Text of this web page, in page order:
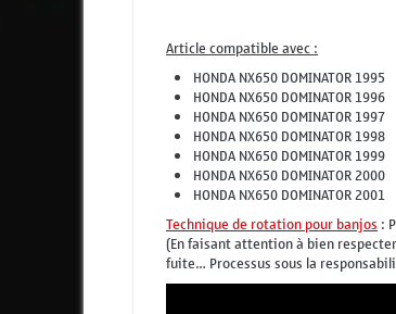
Article compatible avec :
HONDA NX650 DOMINATOR 1995
HONDA NX650 DOMINATOR 1996
HONDA NX650 DOMINATOR 1997
HONDA NX650 DOMINATOR 1998
HONDA NX650 DOMINATOR 1999
HONDA NX650 DOMINATOR 2000
HONDA NX650 DOMINATOR 2001
Technique de rotation pour banjos:
(En faisant attention à bien
fuite… Processus sous la